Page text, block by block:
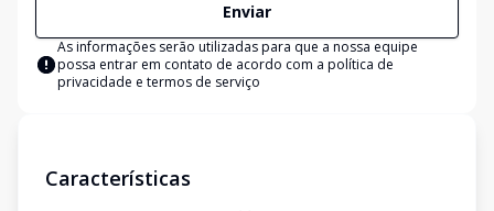
Enviar
As informações serão utilizadas para que a nossa equipe
possa entrar em contato de acordo com a política de
privacidade e termos de serviço
Características